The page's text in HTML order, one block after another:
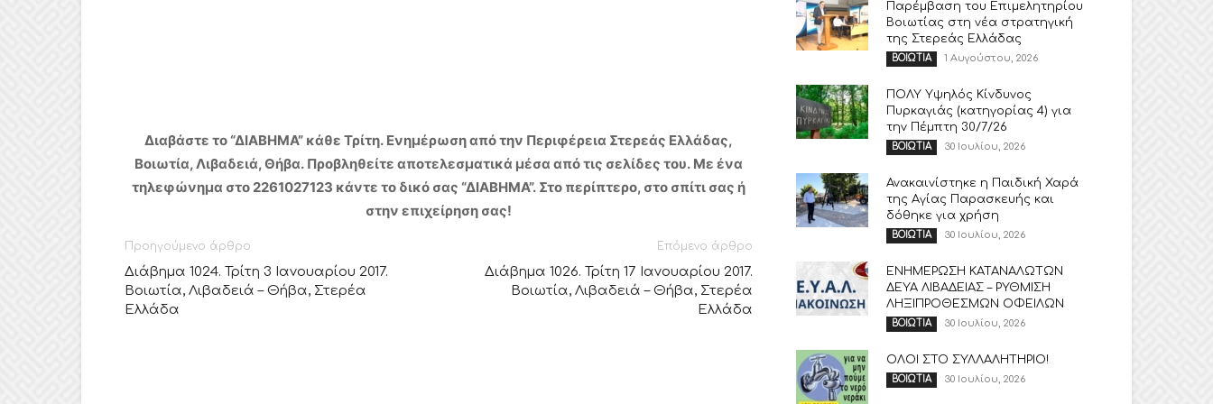
Διαβάστε το “ΔIABHMA” κάθε Τρίτη. Ενημέρωση από την Περιφέρεια Στερεάς Ελλάδας,
Βοιωτία, Λιβαδειά, Θήβα. Προβληθείτε αποτελεσματικά μέσα από τις σελίδες του. Με ένα
τηλεφώνημα στο 2261027123 κάντε το δικό σας “ΔΙΑΒΗΜΑ”. Στο περίπτερο, στο σπίτι σας ή
στην επιχείρηση σας!
Προηγούμενο άρθρο
Διάβημα 1024. Τρίτη 3 Ιανουαρίου 2017.
Βοιωτία, Λιβαδειά – Θήβα, Στερέα
Ελλάδα
Επόμενο άρθρο
Διάβημα 1026. Τρίτη 17 Ιανουαρίου 2017.
Βοιωτία, Λιβαδειά – Θήβα, Στερέα
Ελλάδα
Παρέμβαση του Επιμελητηρίου
Βοιωτίας στη νέα στρατηγική
της Στερεάς Ελλάδας
ΒΟΙΩΤΙΑ 1 Αυγούστου, 2026
ΠΟΛΥ Υψηλός Κίνδυνος
Πυρκαγιάς (κατηγορίας 4) για
την Πέμπτη 30/7/26
ΒΟΙΩΤΙΑ 30 Ιουλίου, 2026
Ανακαινίστηκε η Παιδική Χαρά
της Αγίας Παρασκευής και
δόθηκε για χρήση
ΒΟΙΩΤΙΑ 30 Ιουλίου, 2026
ΕΝΗΜΕΡΩΣΗ ΚΑΤΑΝΑΛΩΤΩΝ
ΔΕΥΑ ΛΙΒΑΔΕΙΑΣ – ΡΥΘΜΙΣΗ
ΛΗΞΙΠΡΟΘΕΣΜΩΝ ΟΦΕΙΛΩΝ
ΒΟΙΩΤΙΑ 30 Ιουλίου, 2026
ΟΛΟΙ ΣΤΟ ΣΥΛΛΑΛΗΤΗΡΙΟ!
ΒΟΙΩΤΙΑ 30 Ιουλίου, 2026